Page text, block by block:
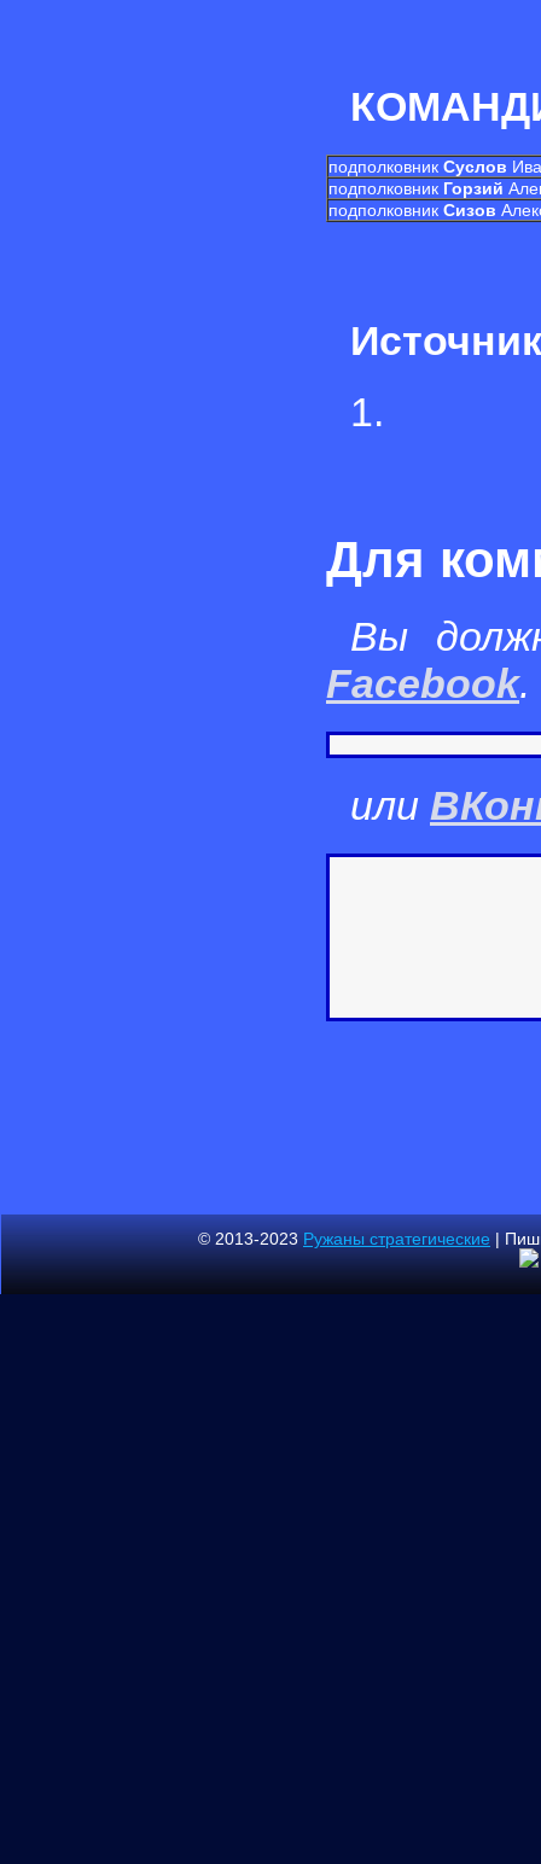
подполковник Суслов
подполковник Горзий
подполковник Сизов
1.
Для
Вы
Facebook.
или
© 2013-2023Ружаны стратегические|